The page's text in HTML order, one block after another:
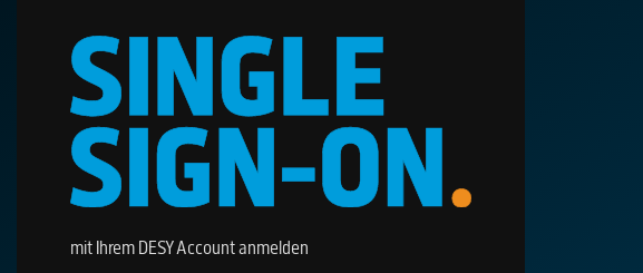
mit Ihrem DESY Account anmelden